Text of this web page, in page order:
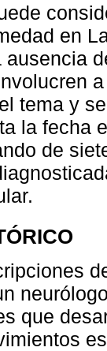
en
ausencia
tema y
la fecha
de
que